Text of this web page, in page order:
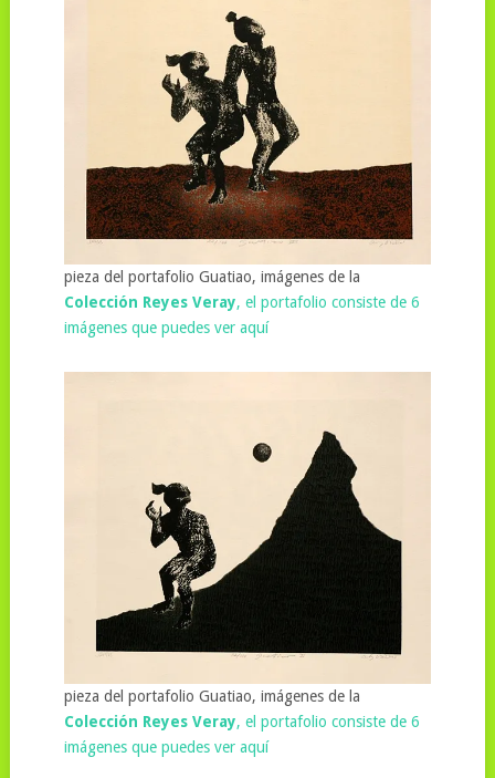
pieza del portafolio Guatiao, imágenes de la
Colección Reyes Veray, el portafolio consiste de 6
imágenes que puedes ver aquí
pieza del portafolio Guatiao, imágenes de la
Colección Reyes Veray, el portafolio consiste de 6
imágenes que puedes ver aquí